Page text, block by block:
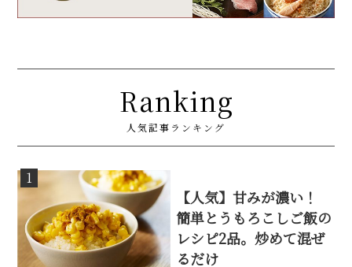
Ranking
人気記事ランキング
1
【人気】甘みが濃い！
簡単とうもろこしご飯の
レシピ2品。炒めて混ぜ
るだけ